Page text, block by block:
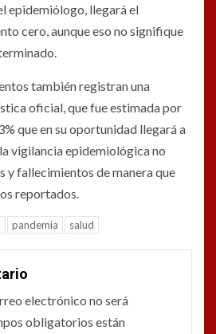
epidemiólogo, llegará el
cero, aunque eso no signifique
también registran una
oficial, que fue estimada por
que en su oportunidad llegará a
vigilancia epidemiológica no
y fallecimientos de manera que
reportados.
pandemia salud
electrónico no será
obligatorios están